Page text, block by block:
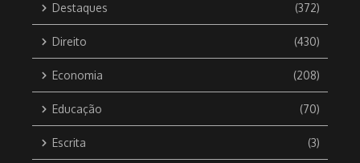
Destaques (372)
Direito (430)
Economia (208)
Educação (70)
Escrita (3)